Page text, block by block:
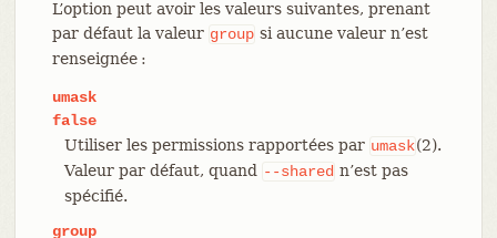
L’option peut avoir les valeurs suivantes, prenant
par défaut la valeur group si aucune valeur n’est
renseignée :
umask
false
Utiliser les permissions rapportées par umask(2).
Valeur par défaut, quand
--shared n’est pas
spécifié.
group